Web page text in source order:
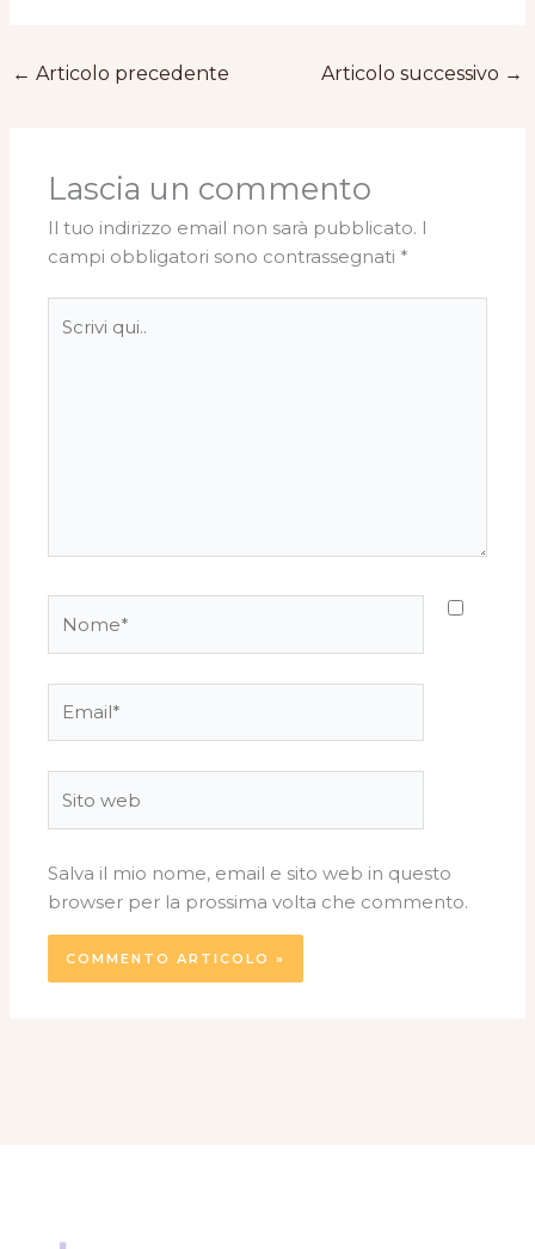
← Articolo precedente Articolo successivo →
Lascia un commento
Il tuo indirizzo email non sarà pubblicato. I
campi obbligatori sono contrassegnati *
qui..
web
Salva il mio nome, email e sito web in questo
browser per la prossima volta che commento.